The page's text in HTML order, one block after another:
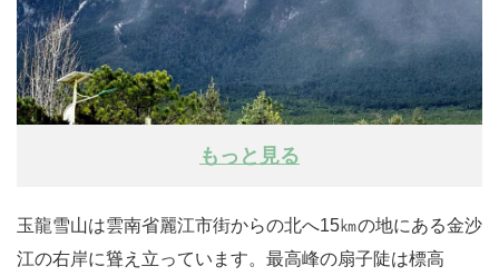
もっと見る
玉龍雪山は雲南省麗江市街からの北へ15㎞の地にある金沙
江の右岸に聳え立っています。最高峰の扇子陡は標高